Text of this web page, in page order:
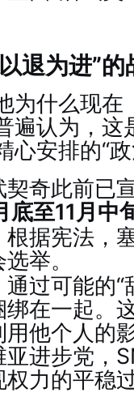
退为进”的
为什么现
遍认为，这
心安排的“
契奇此前已
至11月中
据宪法，
选举。
通过可能的
在一起。
他个人的
进步党，
力的平稳